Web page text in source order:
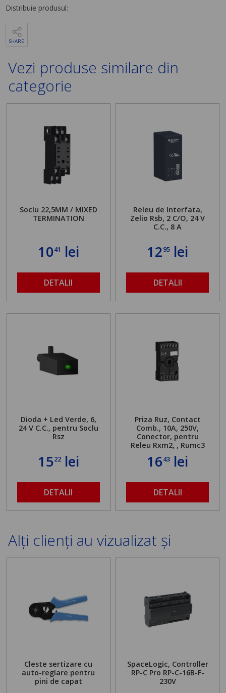
Distribuie produsul:
SHARE
Vezi produse similare din
categorie
Soclu 22,5MM / MIXED
TERMINATION
1041 lei
DETALII
Releu de Interfata,
Zelio Rsb, 2 C/O, 24 V
C.C., 8 A
1295 lei
DETALII
Dioda + Led Verde, 6,
24 V C.C., pentru Soclu
Rsz
1522lei
DETALII
Priza Ruz, Contact
Comb., 10A, 250V,
Conector, pentru
Releu Rxm2, , Rumc3
1643 lei
DETALII
Alți clienți au vizualizat și
Cleste sertizare cu
auto-reglare pentru
pini de capat
SpaceLogic, Controller
RP-C Pro RP-C-16B-F-
230V